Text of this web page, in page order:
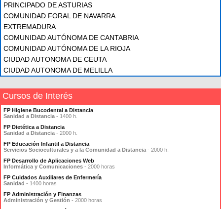
PRINCIPADO DE ASTURIAS
COMUNIDAD FORAL DE NAVARRA
EXTREMADURA
COMUNIDAD AUTÓNOMA DE CANTABRIA
COMUNIDAD AUTÓNOMA DE LA RIOJA
CIUDAD AUTONOMA DE CEUTA
CIUDAD AUTONOMA DE MELILLA
Cursos de Interés
FP Higiene Bucodental a Distancia
Sanidad a Distancia - 1400 h.
FP Dietética a Distancia
Sanidad a Distancia - 2000 h.
FP Educación Infantil a Distancia
Servicios Socioculturales y a la Comunidad a Distancia - 2000 h.
FP Desarrollo de Aplicaciones Web
Informática y Comunicaciones - 2000 horas
FP Cuidados Auxiliares de Enfermería
Sanidad - 1400 horas
FP Administración y Finanzas
Administración y Gestión - 2000 horas